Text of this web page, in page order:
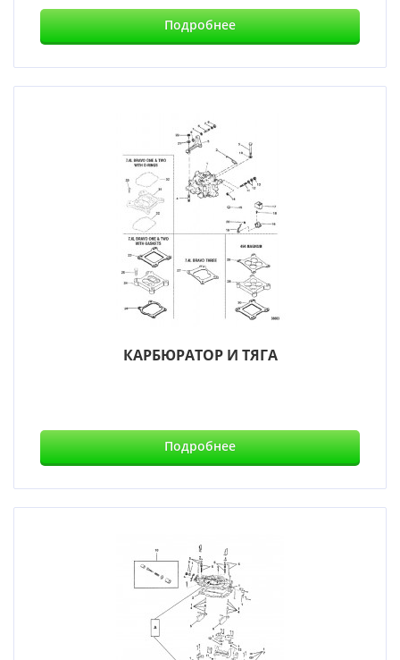
Подробнее
КАРБЮРАТОР И ТЯГА
Подробнее